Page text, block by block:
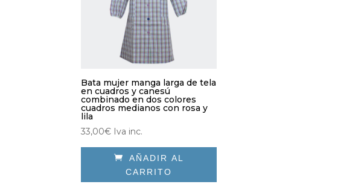
Bata mujer manga larga de tela
en cuadros y canesú
combinado en dos colores
cuadros medianos con rosa y
lila
33,00€ Iva inc.
 AÑADIR AL
CARRITO